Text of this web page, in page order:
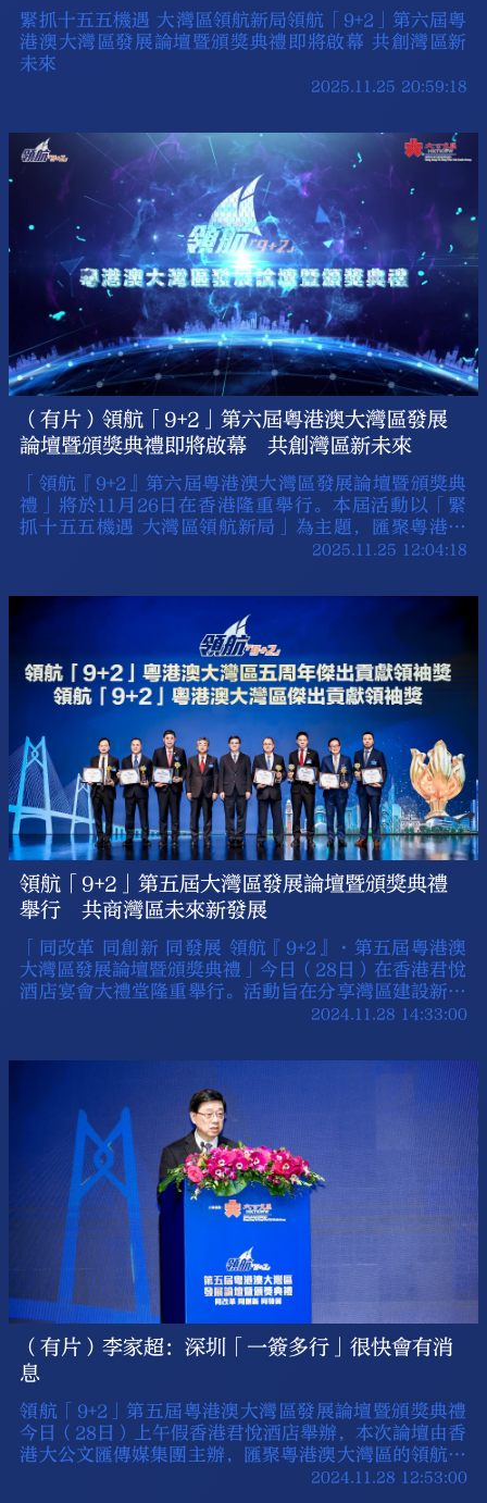
緊抓十五五機遇 大灣區領航新局領航「9+2」第六屆粵
港澳大灣區發展論壇暨頒獎典禮即將啟幕 共創灣區新
未來
2025.11.25 20:59:18
（有片）領航「9+2」第六屆粵港澳大灣區發展
論壇暨頒獎典禮即將啟幕 共創灣區新未來
「領航『9+2』第六屆粵港澳大灣區發展論壇暨頒獎典
禮」將於11月26日在香港隆重舉行。本屆活動以「緊
抓十五五機遇 大灣區領航新局」為主題，匯聚粵港澳
三地政商領袖，共商灣區發展新機遇。2025.11.25 12:04:18
領航「9+2」第五屆大灣區發展論壇暨頒獎典禮
舉行 共商灣區未來新發展
「同改革 同創新 同發展 領航『9+2』·第五屆粵港澳
大灣區發展論壇暨頒獎典禮」今日（28日）在香港君悅
酒店宴會大禮堂隆重舉行。活動旨在分享灣區建設新成
就，共商灣區未來新發展的同時，表彰粵港澳三地優秀
獻。
2024.11.28 14:33:00
（有片）李家超：深圳「一簽多行」很快會有消
息
領航「9+2」第五屆粵港澳大灣區發展論壇暨頒獎典禮
今日（28日）上午假香港君悅酒店舉辦，本次論壇由香
港大公文匯傳媒集團主辦，匯聚粵港澳大灣區的領航企
業和精英，為高質量建設大灣區開拓新思路，進一步推
2024.11.28 12:53:00